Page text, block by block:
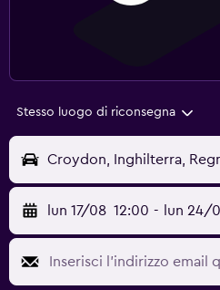
Stesso luogo di riconsegna
Croydon, Inghilterra,
lun 17/08 12:00 - lun 24/